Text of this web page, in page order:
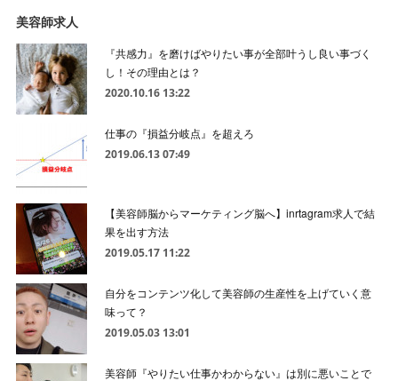
美容師求人
『共感力』を磨けばやりたい事が全部叶うし良い事づく
し！その理由とは？
2020.10.16 13:22
仕事の『損益分岐点』を超えろ
2019.06.13 07:49
【美容師脳からマーケティング脳へ】inrtagram求人で結
果を出す方法
2019.05.17 11:22
自分をコンテンツ化して美容師の生産性を上げていく意
味って？
2019.05.03 13:01
美容師『やりたい仕事かわからない』は別に悪いことで